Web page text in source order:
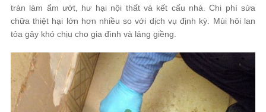
tràn làm ẩm ướt, hư hại nội thất và kết cấu nhà. Chi phí sửa
chữa thiệt hại lớn hơn nhiều so với dịch vụ định kỳ. Mùi hôi lan
tỏa gây khó chịu cho gia đình và láng giềng.